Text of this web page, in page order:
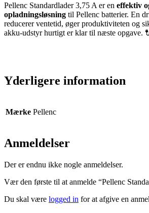
Pellenc Standardlader 3,75 A er en effektiv
opladningsløsning til Pellenc batterier. En
reducerer ventetid, øger produktiviteten og
akku-udstyr hurtigt er klar til næste opgave.
Yderligere information
Mærke Pellenc
Anmeldelser
Der er endnu ikke nogle anmeldelser.
Vær den første til at anmelde “Pellenc
Du skal være logged in for at afgive en